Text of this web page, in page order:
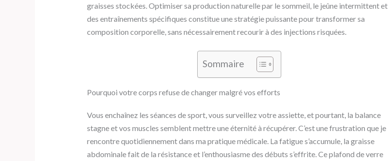
graisses stockées. Optimiser sa production naturelle par le sommeil, le jeûne intermittent et
des entraînements spécifiques constitue une stratégie puissante pour transformer sa
composition corporelle, sans nécessairement recourir à des injections risquées.
Sommaire
Pourquoi votre corps refuse de changer malgré vos efforts
Vous enchaînez les séances de sport, vous surveillez votre assiette, et pourtant, la balance
stagne et vos muscles semblent mettre une éternité à récupérer. C’est une frustration que je
rencontre quotidiennement dans ma pratique médicale. La fatigue s’accumule, la graisse
abdominale fait de la résistance et l’enthousiasme des débuts s’effrite. Ce plafond de verre